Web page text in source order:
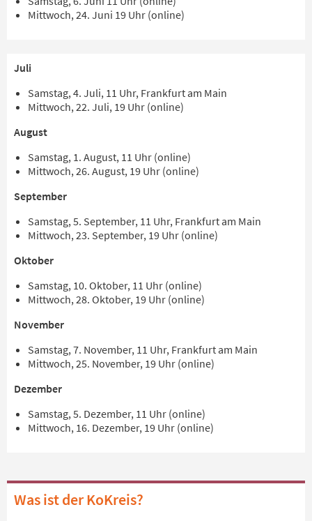
Mittwoch, 24. Juni 19 Uhr (online)
Juli
Samstag, 4. Juli, 11 Uhr, Frankfurt am Main
Mittwoch, 22. Juli, 19 Uhr (online)
August
Samstag, 1. August, 11 Uhr (online)
Mittwoch, 26. August, 19 Uhr (online)
September
Samstag, 5. September, 11 Uhr, Frankfurt am Main
Mittwoch, 23. September, 19 Uhr (online)
Oktober
Samstag, 10. Oktober, 11 Uhr (online)
Mittwoch, 28. Oktober, 19 Uhr (online)
November
Samstag, 7. November, 11 Uhr, Frankfurt am Main
Mittwoch, 25. November, 19 Uhr (online)
Dezember
Samstag, 5. Dezember, 11 Uhr (online)
Mittwoch, 16. Dezember, 19 Uhr (online)
Was ist der KoKreis?